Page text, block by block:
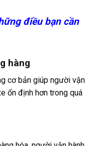
điều bạn cần
hàng
cơ bản giúp người vận
ổn định hơn trong quá